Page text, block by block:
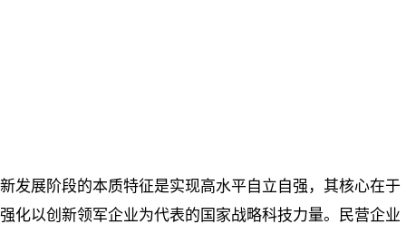
新发展阶段的本质特征是实现高水平自立自强，其核心在于
强化以创新领军企业为代表的国家战略科技力量。民营企业